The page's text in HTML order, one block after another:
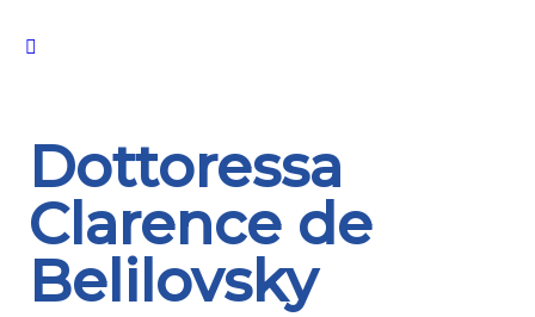
Dottoressa
Clarence de
Belilovsky